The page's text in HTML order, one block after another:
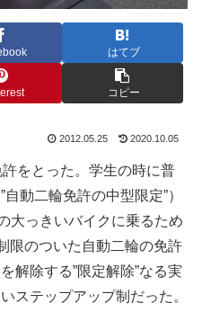
はてブ
コピー
2012.05.25 2020.10.05
をとった。学生の時に普
動二輪免許の中型限定”）
大っきいバイクに乗るため
限のついた自動二輪の免許
解除する”限定解除”なる実
ステップアップ制だった。